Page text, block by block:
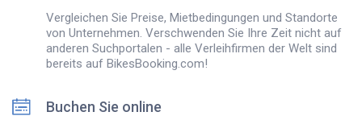
Vergleichen Sie Preise, Mietbedingungen und Standorte
von Unternehmen. Verschwenden Sie Ihre Zeit nicht auf
anderen Suchportalen - alle Verleihfirmen der Welt sind
bereits auf BikesBooking.com!
Buchen Sie online